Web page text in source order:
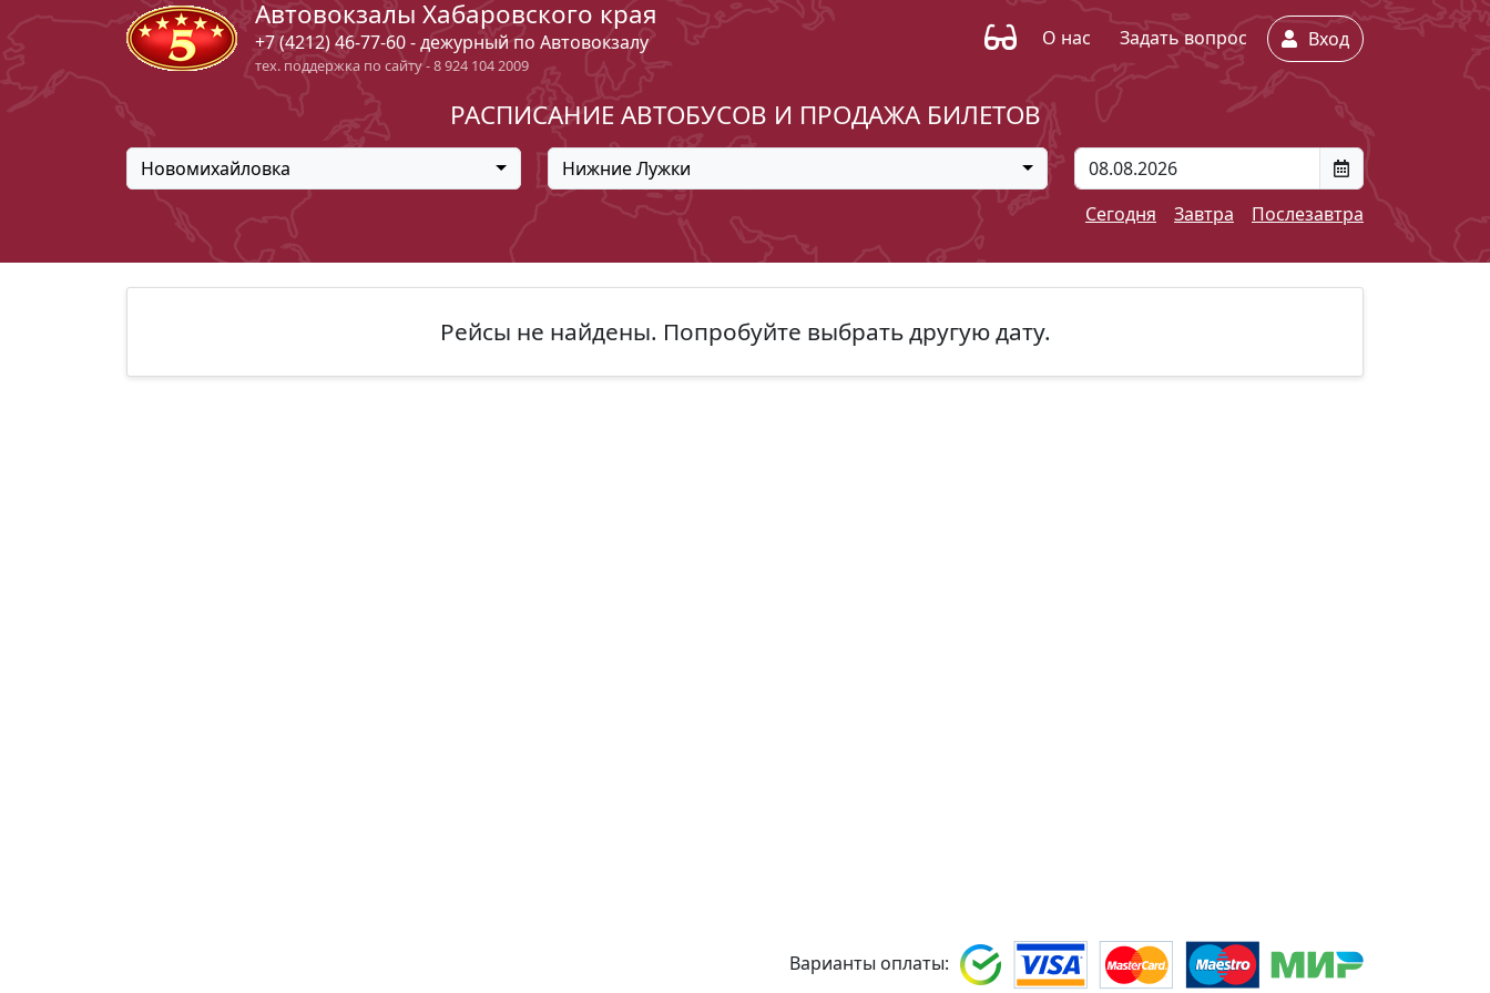
Автовокзалы Хабаровского края
+7 (4212) 46-77-60 - дежурный по Автовокзалу
тех. поддержка по сайту - 8 924 104 2009
О нас Задать вопрос Вход
РАСПИСАНИЕ АВТОБУСОВ И ПРОДАЖА БИЛЕТОВ
Новомихайловка
Нижние Лужки
Сегодня
Завтра Послезавтра
Рейсы не найдены. Попробуйте выбрать другую дату.
Варианты оплаты: